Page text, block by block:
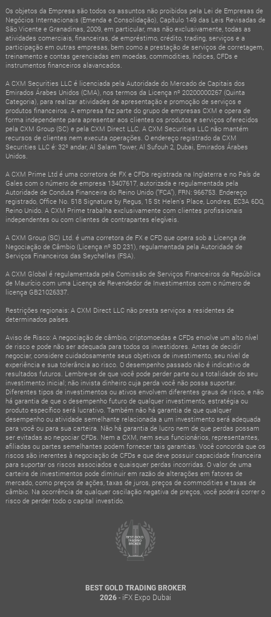
Os objetos da Empresa são todos os assuntos não proibidos pela Lei de Empresas de
Negócios Internacionais (Emenda e Consolidação), Capítulo 149 das Leis Revisadas de
São Vicente e Granadinas, 2009, em particular, mas não exclusivamente, todas as
atividades comerciais, financeiras, de empréstimo, crédito, trading, serviços e a
participação em outras empresas, bem como a prestação de serviços de corretagem,
treinamento e contas gerenciadas em moedas, commodities, índices, CFDs e
instrumentos financeiros alavancados.
A CXM Securities LLC é licenciada pela Autoridade do Mercado de Capitais dos
Emirados Árabes Unidos (CMA), nos termos da Licença nº 20200000267 (Quinta
Categoria), para realizar atividades de apresentação e promoção de serviços e
produtos financeiros. A empresa faz parte do grupo de empresas CXM e opera de
forma independente para apresentar aos clientes os produtos e serviços oferecidos
pela CXM Group (SC) e pela CXM Direct LLC. A CXM Securities LLC não mantém
recursos de clientes nem executa operações. O endereço registrado da CXM
Securities LLC é: 32º andar, Al Salam Tower, Al Sufouh 2, Dubai, Emirados Árabes
Unidos.
A CXM Prime Ltd é uma corretora de FX e CFDs registrada na Inglaterra e no País de
Gales com o número de empresa 13407617, autorizada e regulamentada pela
Autoridade de Conduta Financeira do Reino Unido (“FCA”), FRN: 966753. Endereço
registrado, Office No. 518 Signature by Regus, 15 St Helen's Place, Londres, EC3A 6DQ,
Reino Unido. A CXM Prime trabalha exclusivamente com clientes profissionais
independentes ou com clientes de contrapartes elegíveis.
A CXM Group (SC) Ltd. é uma corretora de FX e CFD que opera sob a Licença de
Negociação de Câmbio (Licença nº SD 231), regulamentada pela Autoridade de
Serviços Financeiros das Seychelles (FSA).
A CXM Global é regulamentada pela Comissão de Serviços Financeiros da República
de Maurício com uma Licença de Revendedor de Investimentos com o número de
licença GB21026337.
Restrições regionais: A CXM Direct LLC não presta serviços a residentes de
determinados países.
Aviso de Risco: A negociação de câmbio, criptomoedas e CFDs envolve um alto nível
de risco e pode não ser adequada para todos os investidores. Antes de decidir
negociar, considere cuidadosamente seus objetivos de investimento, seu nível de
experiência e sua tolerância ao risco. O desempenho passado não é indicativo de
resultados futuros. Lembre-se de que você pode perder parte ou a totalidade do seu
investimento inicial; não invista dinheiro cuja perda você não possa suportar.
Diferentes tipos de investimentos ou ativos envolvem diferentes graus de risco, e não
há garantia de que o desempenho futuro de qualquer investimento, estratégia ou
produto específico será lucrativo. Também não há garantia de que qualquer
desempenho ou atividade semelhante relacionada a um investimento será adequada
para você ou para sua carteira. Não há garantia de lucro nem de que perdas possam
ser evitadas ao negociar CFDs. Nem a CXM, nem seus funcionários, representantes,
afiliadas ou partes semelhantes podem fornecer tais garantias. Você concorda que os
riscos são inerentes à negociação de CFDs e que deve possuir capacidade financeira
para suportar os riscos associados e quaisquer perdas incorridas. O valor de uma
carteira de investimentos pode diminuir em razão de alterações em fatores de
mercado, como preços de ações, taxas de juros, preços de commodities e taxas de
câmbio. Na ocorrência de qualquer oscilação negativa de preços, você poderá correr o
risco de perder todo o capital investido.
BEST GOLD TRADING BROKER
2026 - iFX Expo Dubai